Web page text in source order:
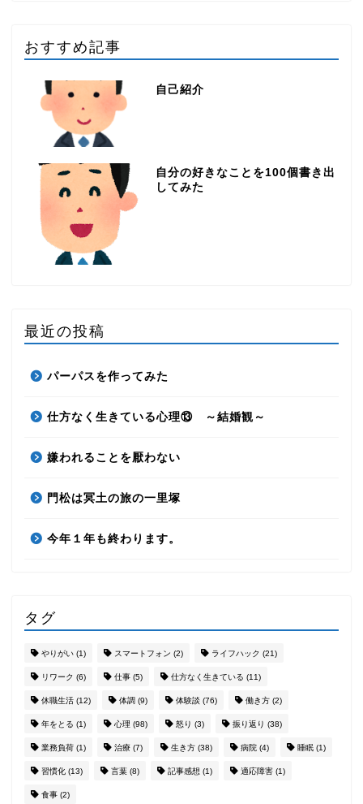
おすすめ記事
自己紹介
自分の好きなことを100個書き出
してみた
最近の投稿
パーパスを作ってみた
仕方なく生きている心理⑬ ～結婚観～
嫌われることを厭わない
門松は冥土の旅の一里塚
今年１年も終わります。
タグ
やりがい (1) スマートフォン (2) ライフハック (21)
リワーク (6) 仕事 (5) 仕方なく生きている (11)
休職生活 (12) 体調 (9) 体験談 (76) 働き方 (2)
年をとる (1) 心理 (98) 怒り (3) 振り返り (38)
業務負荷 (1) 治療 (7) 生き方 (38) 病院 (4) 睡眠 (1)
習慣化 (13) 言葉 (8) 記事感想 (1) 適応障害 (1)
食事 (2)